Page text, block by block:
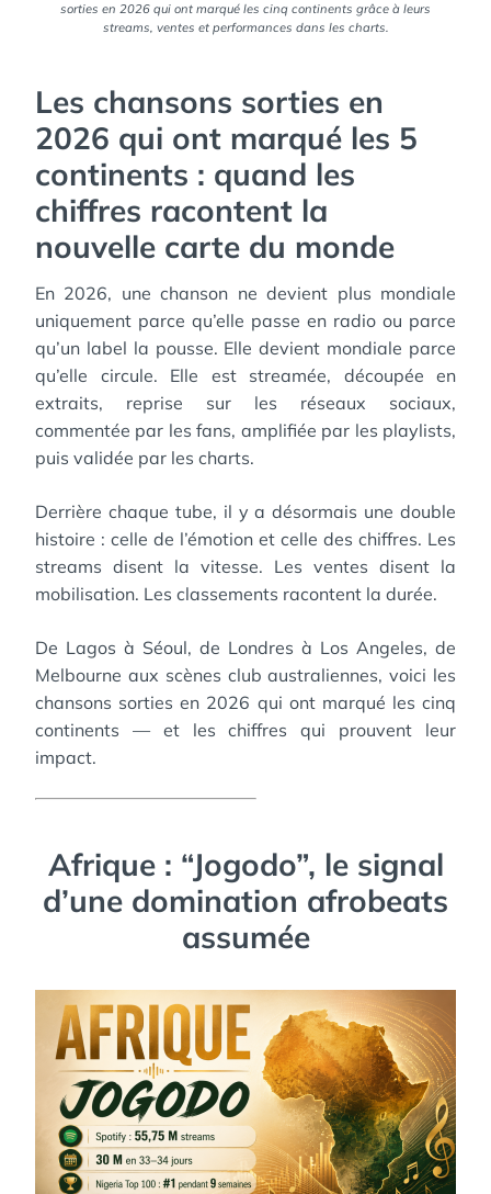
sorties en 2026 qui ont marqué les cinq continents grâce à leurs
streams, ventes et performances dans les charts.
Les chansons sorties en
2026 qui ont marqué les 5
continents : quand les
chiffres racontent la
nouvelle carte du monde
En 2026, une chanson ne devient plus mondiale
uniquement parce qu’elle passe en radio ou parce
qu’un label la pousse. Elle devient mondiale parce
qu’elle circule. Elle est streamée, découpée en
extraits, reprise sur les réseaux sociaux,
commentée par les fans, amplifiée par les playlists,
puis validée par les charts.
Derrière chaque tube, il y a désormais une double
histoire : celle de l’émotion et celle des chiffres. Les
streams disent la vitesse. Les ventes disent la
mobilisation. Les classements racontent la durée.
De Lagos à Séoul, de Londres à Los Angeles, de
Melbourne aux scènes club australiennes, voici les
chansons sorties en 2026 qui ont marqué les cinq
continents — et les chiffres qui prouvent leur
impact.
Afrique : “Jogodo”, le signal
d’une domination afrobeats
assumée